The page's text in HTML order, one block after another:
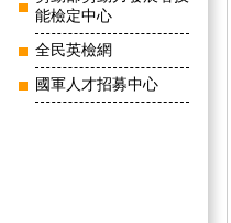
能檢定中心
全民英檢網
國軍人才招募中心